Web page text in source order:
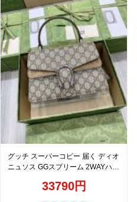
グッチ スーパーコピー 届く ディオ
ニュソス GGスプリーム 2WAYハン
33790円